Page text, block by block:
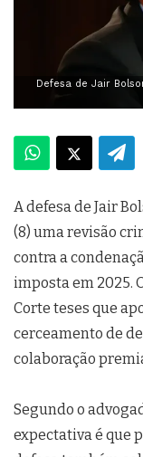
Defesa de Jair
A defesa de Jair
(8) uma revisão
contra a
imposta em 2025.
Corte teses que
cerceamento de
colaboração
Segundo o
expectativa é que